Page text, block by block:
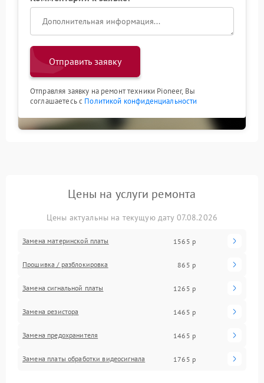
Отправить заявку
Отправляя заявку на ремонт техники Pioneer, Вы
соглашаетесь с Политикой конфиденциальности
Цены на услуги ремонта
Цены актуальны на текущую дату 07.08.2026
Замена материнской платы 1565 р
Прошивка / разблокировка 865 р
Замена сигнальной платы 1265 р
Замена резистора 1465 р
Замена предохранителя 1465 р
Замена платы обработки видеосигнала 1765 р